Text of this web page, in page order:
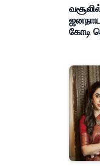
கோடி